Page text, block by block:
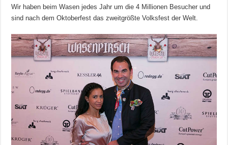
Wir haben beim Wasen jedes Jahr um die 4 Millionen Besucher und
sind nach dem Oktoberfest das zweitgrößte Volksfest der Welt.